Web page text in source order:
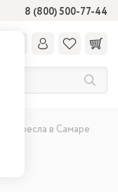
8 (800) 500-77-44
Кресла в Самаре